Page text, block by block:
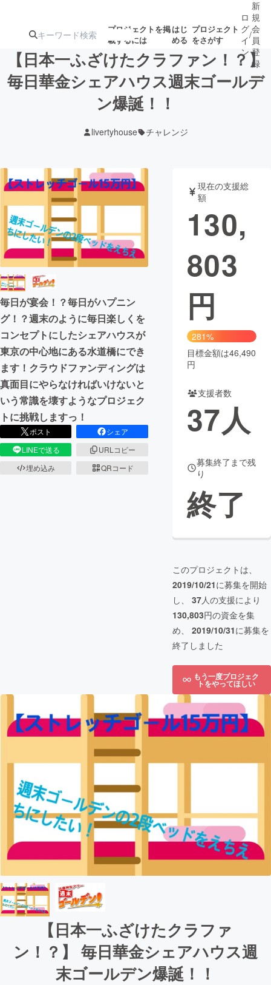
プロジェクトを掲
載するには
はじ
める
プロジェクト
をさがす
注目の新着プロ 募集終了が近いプ
テクノロジー・ガジェット
映像・映画 書籍・雑誌
ビジネス・起業 チャレンジ
まちづくり・地域活性化
CAMPFIRE for Social Good
CAMPFIRE Creation
CAMPFIREふるさと納税machi-ya コミュニティ
ロ
グ
イ
ン
/
新
規
会
員
登
録
【日本一ふざけたクラファン！？】
毎日華金シェアハウス週末ゴールデ
ン爆誕！！
livertyhouse チャレンジ
毎日が宴会！？毎日がハプニン
グ！？週末のように毎日楽しくを
コンセプトにしたシェアハウスが
東京の中心地にある水道橋にでき
ます！クラウドファンディングは
真面目にやらなければいけないと
いう常識を壊すようなプロジェク
トに挑戦しますっ！
ポスト
シェア
LINEで送る
URLコピー
埋め込み
QRコード
現在の支援総
額
130,
803
円
281%
目標金額は46,490
円
支援者数
37人
募集終了まで残
り
終了
このプロジェクトは、
2019/10/21に募集を開始
し、 37人の支援により
130,803円の資金を集
め、 2019/10/31に募集を
終了しました
もう一度プロジェク
トをやってほしい
【日本一ふざけたクラファ
ン！？】 毎日華金シェアハウス週
末ゴールデン爆誕！！